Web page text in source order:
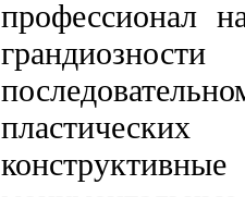
профессионал